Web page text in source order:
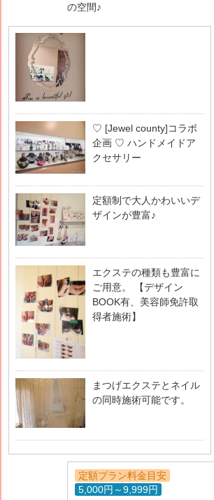
の空間♪
♡ [Jewel county]コラボ
企画 ♡ ハンドメイドア
クセサリー
定額制で大人かわいいデ
ザインが豊富♪
エクステの種類も豊富に
ご用意。 【デザイン
BOOK有、美容師免許取
得者施術】
まつげエクステとネイル
の同時施術可能です。
定額プラン料金目安
5,000円～9,999円